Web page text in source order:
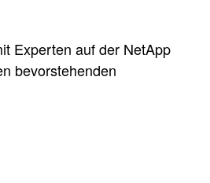
Experten auf der NetApp
bevorstehenden